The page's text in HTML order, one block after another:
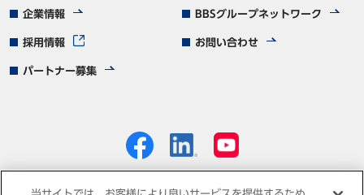
企業情報 BBSグループネットワーク
採用情報 お問い合わせ
パートナー募集